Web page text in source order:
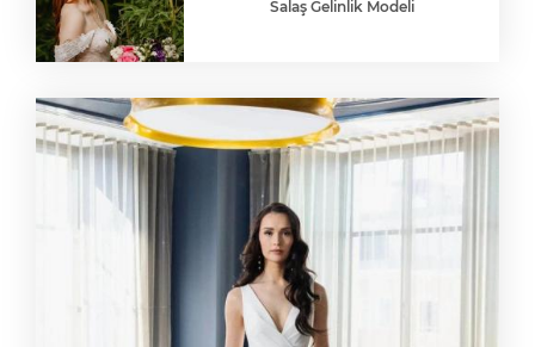
Salaş Gelinlik Modeli